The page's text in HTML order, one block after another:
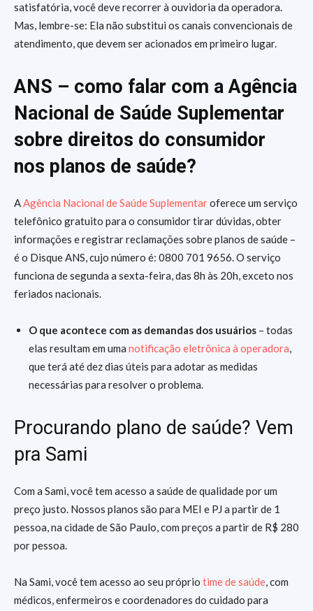
satisfatória, você deve recorrer à ouvidoria da operadora.
Mas, lembre-se: Ela não substitui os canais convencionais de
atendimento, que devem ser acionados em primeiro lugar.
ANS – como falar com a Agência
Nacional de Saúde Suplementar
sobre direitos do consumidor
nos planos de saúde?
AAgência Nacional de Saúde Suplementaroferece um serviço
telefônico gratuito para o consumidor tirar dúvidas, obter
informações e registrar reclamações sobre planos de saúde –
é o Disque ANS, cujo número é: 0800 701 9656. O serviço
funciona de segunda a sexta-feira, das 8h às 20h, exceto nos
feriados nacionais.
O que acontece com as demandas dos usuários – todas
elas resultam em uma notificação eletrônica à operadora,
que terá até dez dias úteis para adotar as medidas
necessárias para resolver o problema.
Procurando plano de saúde? Vem
pra Sami
Com a Sami, você tem acesso a saúde de qualidade por um
preço justo. Nossos planos são para MEI e PJ a partir de 1
pessoa, na cidade de São Paulo, com preços a partir de R$ 280
por pessoa.
Na Sami, você tem acesso ao seu próprio time de saúde, com
médicos, enfermeiros e coordenadores do cuidado para